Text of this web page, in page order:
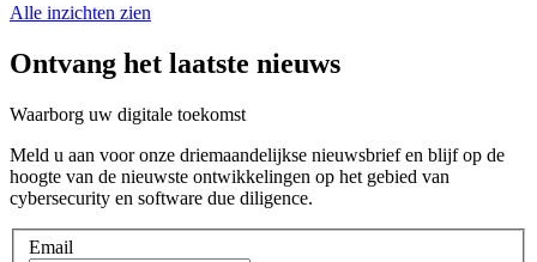
Alle inzichten zien
Ontvang het laatste nieuws
Waarborg uw digitale toekomst
Meld u aan voor onze driemaandelijkse nieuwsbrief en blijf op de
hoogte van de nieuwste ontwikkelingen op het gebied van
cybersecurity en software due diligence.
Email